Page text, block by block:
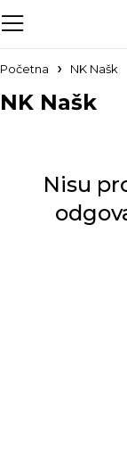
Početna NK Našk
NK Našk
Nisu